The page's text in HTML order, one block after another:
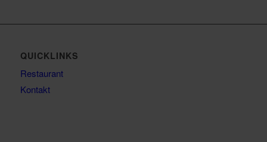
QUICKLINKS
Restaurant
Kontakt